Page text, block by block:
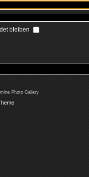
bleiben
Photo Gallery